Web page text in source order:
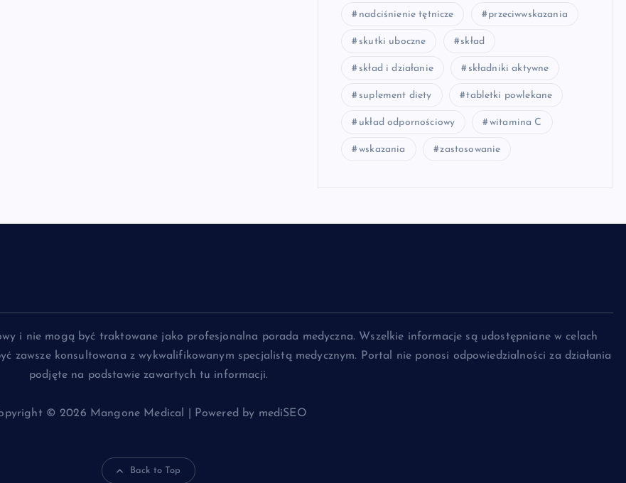
nadciśnienie tętnicze przeciwwskazania
skutki uboczne skład
skład i działanie składniki aktywne
suplement diety tabletki powlekane
układ odpornościowy witamina C
wskazania zastosowanie
i nie mogą być traktowane jako profesjonalna porada medyczna. Wszelkie informacje są udostępniane w celach
zawsze konsultowana z wykwalifikowanym specjalistą medycznym. Portal nie ponosi odpowiedzialności za działania
podjęte na podstawie zawartych tu informacji.
© 2026 Mangone Medical | Powered by mediSEO
Back to Top